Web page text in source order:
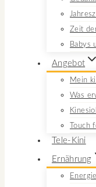
Zeit
Babys
Angebot
Mein
Was
Tele-Kini
Ernährung